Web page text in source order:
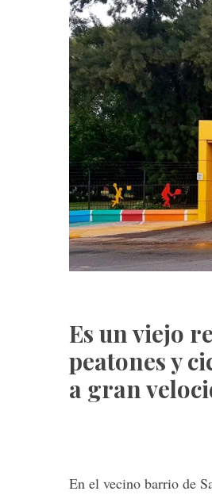
Es un viejo
peatones y
a gran
En el vecino barrio de